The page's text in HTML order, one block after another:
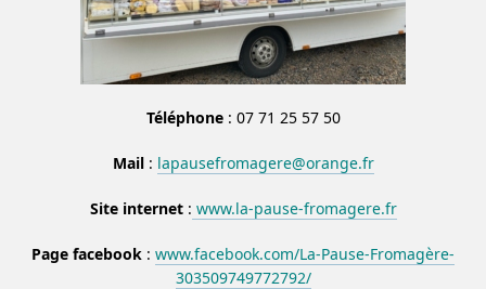
Téléphone: 07 71 25 57 50
Mail: lapausefromagere@orange.fr
Site internet: www.la-pause-fromagere.fr
Page facebook : www.facebook.com/La-Pause-Fromagère-
303509749772792/